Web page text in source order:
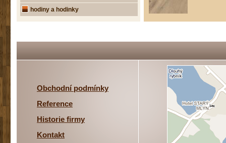
hodiny a hodinky
Obchodní podmínky
Reference
Historie firmy
Kontakt